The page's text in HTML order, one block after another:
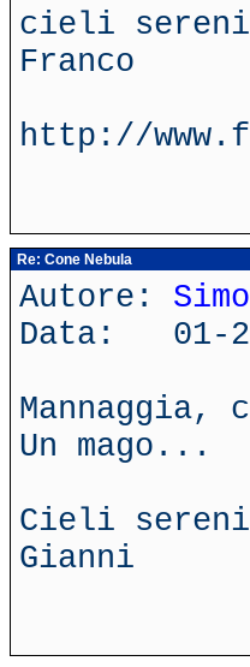
cieli
Franco
http://
Re: Cone Nebula
Autore:
Data: 01-
Mannaggia,
Un mago...
Cieli sereni
Gianni